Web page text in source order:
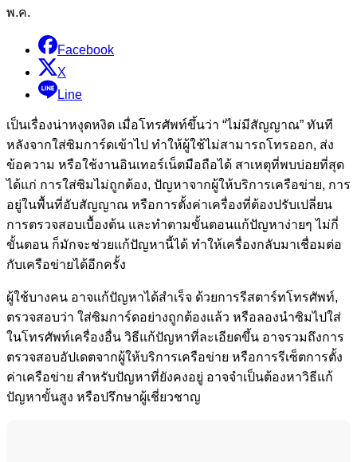
พ.ค.
Facebook
X
Line
เป็นเรื่องน่าหงุดหงิด เมื่อโทรศัพท์ขึ้นว่า “ไม่มีสัญญาณ” ทันที
หลังจากใส่ซิมการ์ดเข้าไป ทำให้ผู้ใช้ไม่สามารถโทรออก, ส่ง
ข้อความ หรือใช้งานอินเทอร์เน็ตมือถือได้ สาเหตุที่พบบ่อยที่สุด
ได้แก่ การใส่ซิมไม่ถูกต้อง, ปัญหาจากผู้ให้บริการเครือข่าย, การ
อยู่ในพื้นที่อับสัญญาณ หรือการตั้งค่าเครื่องที่ต้องปรับเปลี่ยน
การตรวจสอบเบื้องต้น และทำตามขั้นตอนแก้ปัญหาง่ายๆ ไม่กี่
ขั้นตอน ก็มักจะช่วยแก้ปัญหานี้ได้ ทำให้เครื่องกลับมาเชื่อมต่อ
กับเครือข่ายได้อีกครั้ง
ผู้ใช้บางคน อาจแก้ปัญหาได้สำเร็จ ด้วยการรีสตาร์ทโทรศัพท์,
ตรวจสอบว่า ใส่ซิมการ์ดอย่างถูกต้องแล้ว หรือลองนำซิมไปใส่
ในโทรศัพท์เครื่องอื่น วิธีแก้ปัญหาที่ละเอียดขึ้น อาจรวมถึงการ
ตรวจสอบอัปเดตจากผู้ให้บริการเครือข่าย หรือการรีเซ็ตการตั้ง
ค่าเครือข่าย สำหรับปัญหาที่ยังคงอยู่ อาจจำเป็นต้องหาวิธีแก้
ปัญหาขั้นสูง หรือปรึกษาผู้เชี่ยวชาญ